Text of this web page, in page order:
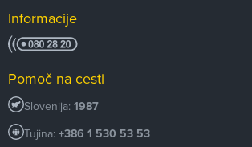
Informacije
Pomoč na cesti
Slovenija: 1987
Tujina: +386 1 530 53 53